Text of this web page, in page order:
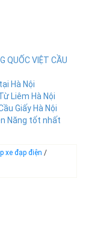
QUỐC VIỆT CẦU
Hà Nội
Liêm Hà Nội
Giấy Hà Nội
Năng tốt nhất
xe đạp điện /